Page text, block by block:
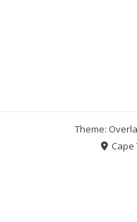
Theme:
Cape